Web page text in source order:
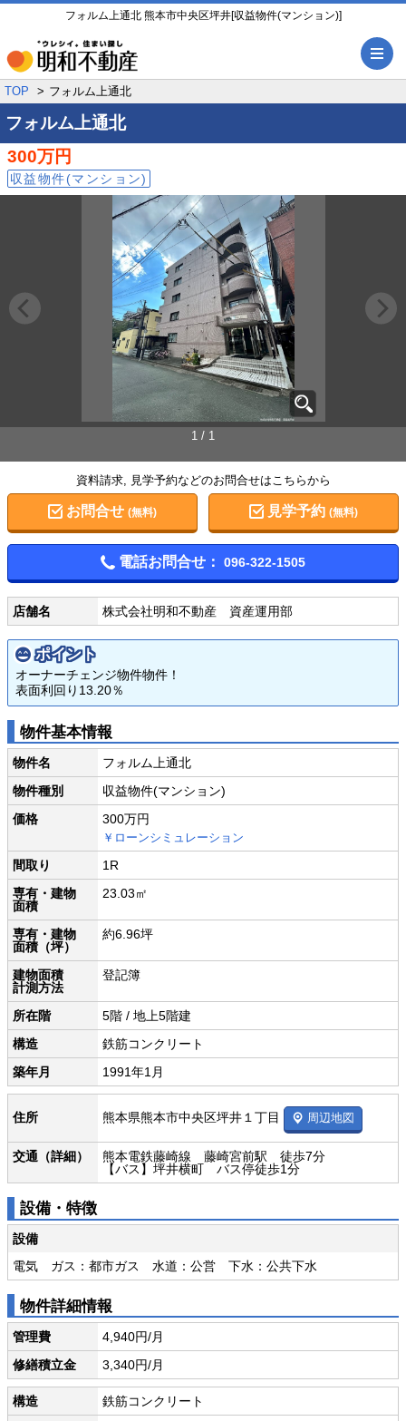
フォルム上通北 熊本市中央区坪井[収益物件(マンション)]
TOP フォルム上通北
フォルム上通北
300万円
収益物件(マンション)
1 / 1
資料請求, 見学予約などのお問合せはこちらから
お問合せ (無料) 見学予約(無料)
電話お問合せ： 096-322-1505
店舗名 株式会社明和不動産 資産運用部
ポイント
オーナーチェンジ物件物件！
表面利回り13.20％
物件基本情報
物件名
フォルム上通北
物件種別
収益物件(マンション)
価格
300万円
￥ローンシミュレーション
間取り
1R
専有・建物
面積
23.03㎡
専有・建物
面積（坪）
約6.96坪
建物面積
計測方法
登記簿
所在階
5階 / 地上5階建
構造
鉄筋コンクリート
築年月
1991年1月
住所 熊本県熊本市中央区坪井１丁目 周辺地図
交通（詳細）
熊本電鉄藤崎線 藤崎宮前駅 徒歩7分
【バス】坪井横町 バス停徒歩1分
設備・特徴
設備
電気 ガス：都市ガス 水道：公営 下水：公共下水
物件詳細情報
管理費
4,940円/月
修繕積立金
3,340円/月
構造
鉄筋コンクリート